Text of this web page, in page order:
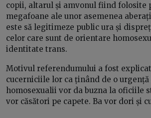
copii, altarul și amvonul fiind folosite
megafoane ale unor asemenea
este să legitimeze public ura și
celor care sunt de orientare
identitate trans.
Motivul referendumului a fost
cucerniciile lor ca ținând de o urgență
homosexualii vor da buzna la oficiile
vor căsători pe capete. Ba vor dori și